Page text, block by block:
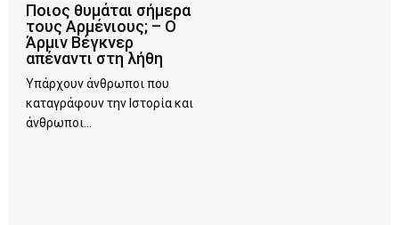
Ποιος θυμάται σήμερα
τους Αρμένιους; – Ο
Άρμιν Βέγκνερ
απέναντι στη λήθη
Υπάρχουν άνθρωποι που
καταγράφουν την Ιστορία και
άνθρωποι...